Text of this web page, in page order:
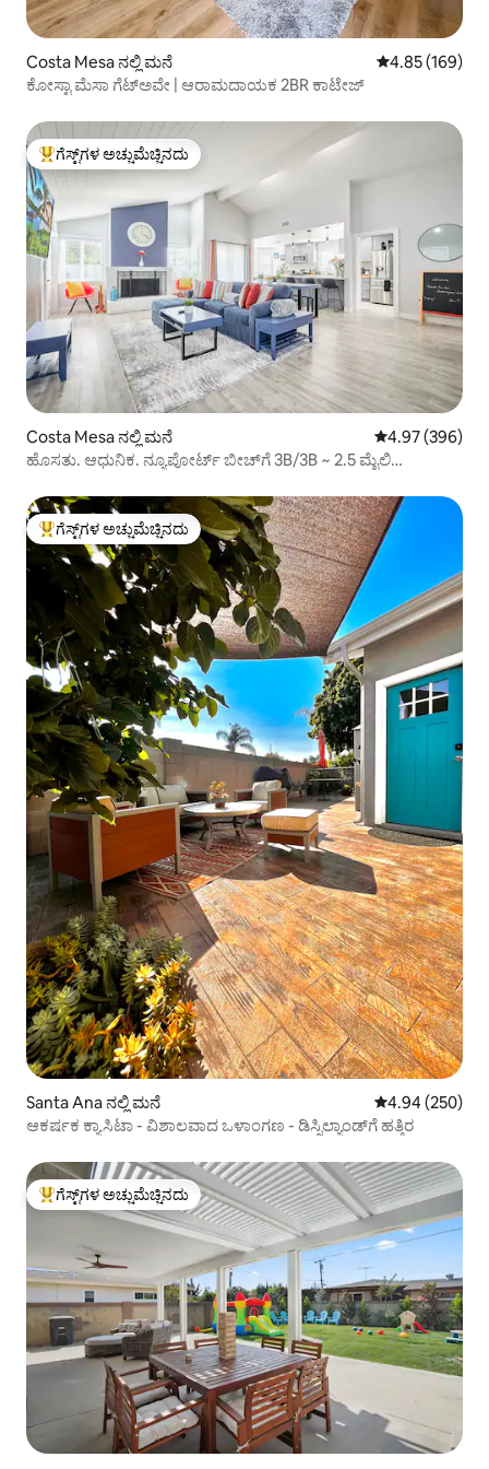
Costa Mesa ನಲ್ಲಿ ಮನೆ 5 ರಲ್ಲಿ 4.85
4.85 (169)
ಕೋಸ್ಟಾ ಮೆಸಾ ಗೆಟ್‌ಅವೇ | ಆರಾಮದಾಯಕ 2BR ಕಾಟೇಜ್
ಗೆಸ್ಟ್‌ಗಳಿಗೆ ಅತಿ ಹೆಚ್ಚು ಅಚ್ಚುಮೆಚ್ಚಿನದು
ಗೆಸ್ಟ್‌ಗಳ ಅಚ್ಚುಮೆಚ್ಚಿನದು
Costa Mesa ನಲ್ಲಿ ಮನೆ 5 ರಲ್ಲಿ 4.97
4.97 (396)
ಹೊಸತು. ಆಧುನಿಕ. ನ್ಯೂಪೋರ್ಟ್ ಬೀಚ್‌ಗೆ 3B/3B ~ 2.5 ಮೈಲಿ
ಗೆಸ್ಟ್‌ಗಳಿಗೆ ಅತಿ ಹೆಚ್ಚು ಅಚ್ಚುಮೆಚ್ಚಿನದು
ಗೆಸ್ಟ್‌ಗಳ ಅಚ್ಚುಮೆಚ್ಚಿನದು
Santa Ana ನಲ್ಲಿ ಮನೆ 5 ರಲ್ಲಿ 4.94
4.94 (250)
ಆಕರ್ಷಕ ಕ್ಯಾಸಿಟಾ - ವಿಶಾಲವಾದ ಒಳಾಂಗಣ - ಡಿಸ್ನಿಲ್ಯಾಂಡ್‌ಗೆ ಹತ್ತಿರ
ಗೆಸ್ಟ್‌ಗಳಿಗೆ ಅತಿ ಹೆಚ್ಚು ಅಚ್ಚುಮೆಚ್ಚಿನದು
ಗೆಸ್ಟ್‌ಗಳ ಅಚ್ಚುಮೆಚ್ಚಿನದು